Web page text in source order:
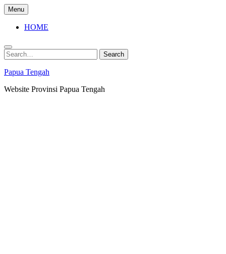
Skip
to
content
Menu
HOME
Search
for:
Search
Papua Tengah
Website Provinsi Papua Tengah